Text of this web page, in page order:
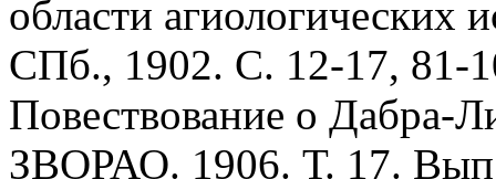
области агиологических
СПб., 1902. С. 12-17, 81-
Повествование о Дабра-
ЗВОРАО. 1906. Т. 17.